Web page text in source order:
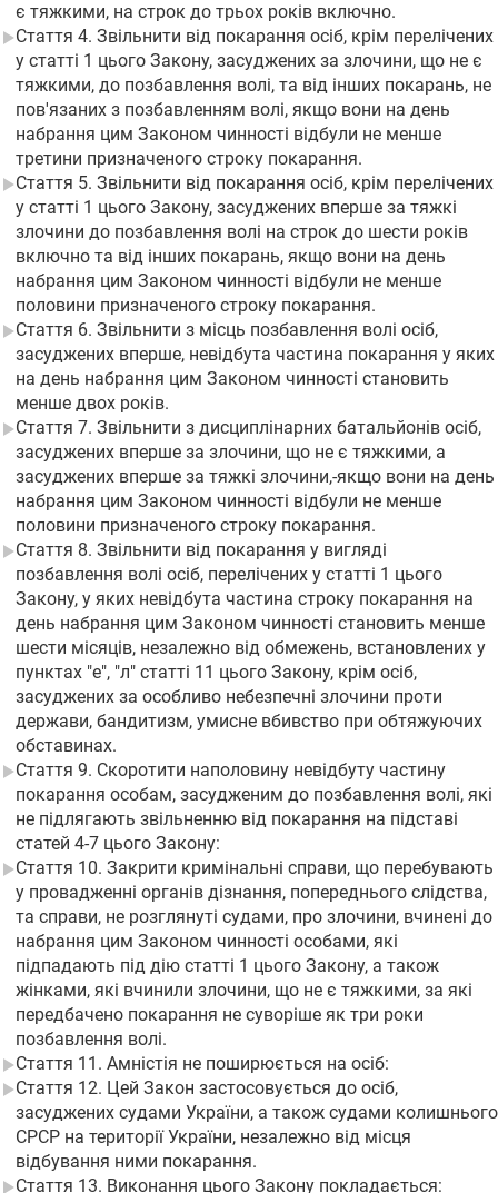
є тяжкими, на строк до трьох років включно.
Стаття 4. Звільнити від покарання осіб, крім перелічених
у статті 1 цього Закону, засуджених за злочини, що не є
тяжкими, до позбавлення волі, та від інших покарань, не
пов'язаних з позбавленням волі, якщо вони на день
набрання цим Законом чинності відбули не менше
третини призначеного строку покарання.
Стаття 5. Звільнити від покарання осіб, крім перелічених
у статті 1 цього Закону, засуджених вперше за тяжкі
злочини до позбавлення волі на строк до шести років
включно та від інших покарань, якщо вони на день
набрання цим Законом чинності відбули не менше
половини призначеного строку покарання.
Стаття 6. Звільнити з місць позбавлення волі осіб,
засуджених вперше, невідбута частина покарання у яких
на день набрання цим Законом чинності становить
менше двох років.
Стаття 7. Звільнити з дисциплінарних батальйонів осіб,
засуджених вперше за злочини, що не є тяжкими, а
засуджених вперше за тяжкі злочини,-якщо вони на день
набрання цим Законом чинності відбули не менше
половини призначеного строку покарання.
Стаття 8. Звільнити від покарання у вигляді
позбавлення волі осіб, перелічених у статті 1 цього
Закону, у яких невідбута частина строку покарання на
день набрання цим Законом чинності становить менше
шести місяців, незалежно від обмежень, встановлених у
пунктах "е", "л" статті 11 цього Закону, крім осіб,
засуджених за особливо небезпечні злочини проти
держави, бандитизм, умисне вбивство при обтяжуючих
обставинах.
Стаття 9. Скоротити наполовину невідбуту частину
покарання особам, засудженим до позбавлення волі, які
не підлягають звільненню від покарання на підставі
статей 4-7 цього Закону:
Стаття 10. Закрити кримінальні справи, що перебувають
у провадженні органів дізнання, попереднього слідства,
та справи, не розглянуті судами, про злочини, вчинені до
набрання цим Законом чинності особами, які
підпадають під дію статті 1 цього Закону, а також
жінками, які вчинили злочини, що не є тяжкими, за які
передбачено покарання не суворіше як три роки
позбавлення волі.
Стаття 11. Амністія не поширюється на осіб:
Стаття 12. Цей Закон застосовується до осіб,
засуджених судами України, а також судами колишнього
СРСР на території України, незалежно від місця
відбування ними покарання.
Стаття 13. Виконання цього Закону покладається: